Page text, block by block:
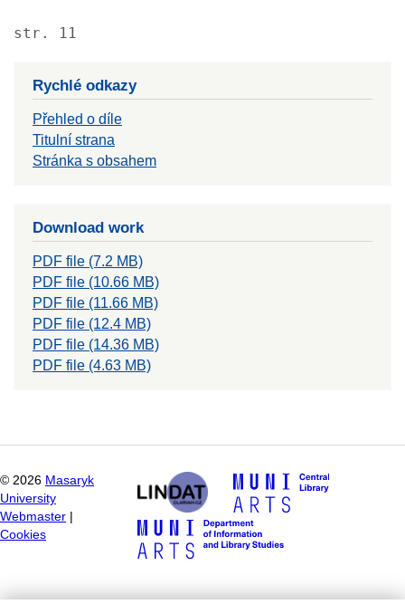
str. 11
Rychlé odkazy
Přehled o díle
Titulní strana
Stránka s obsahem
Download work
PDF file (7.2 MB)
PDF file (10.66 MB)
PDF file (11.66 MB)
PDF file (12.4 MB)
PDF file (14.36 MB)
PDF file (4.63 MB)
© 2026 Masaryk
University
Webmaster
Cookies